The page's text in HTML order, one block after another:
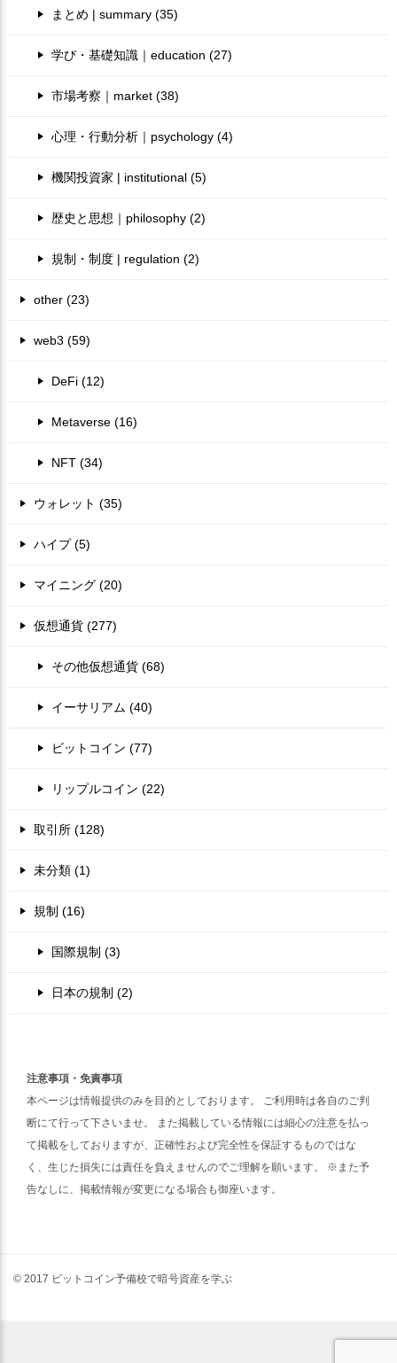
まとめ | summary (35)
学び・基礎知識｜education (27)
市場考察｜market (38)
心理・行動分析｜psychology (4)
機関投資家 | institutional (5)
歴史と思想｜philosophy (2)
規制・制度 | regulation (2)
other (23)
web3 (59)
DeFi (12)
Metaverse (16)
NFT (34)
ウォレット (35)
ハイプ (5)
マイニング (20)
仮想通貨 (277)
その他仮想通貨 (68)
イーサリアム (40)
ビットコイン (77)
リップルコイン (22)
取引所 (128)
未分類 (1)
規制 (16)
国際規制 (3)
日本の規制 (2)
注意事項・免責事項
本ページは情報提供のみを目的としております。 ご利用時は各自のご判
断にて行って下さいませ。 また掲載している情報には細心の注意を払っ
て掲載をしておりますが、正確性および完全性を保証するものではな
く、生じた損失には責任を負えませんのでご理解を願います。 ※また予
告なしに、掲載情報が変更になる場合も御座います。
© 2017 ビットコイン予備校で暗号資産を学ぶ